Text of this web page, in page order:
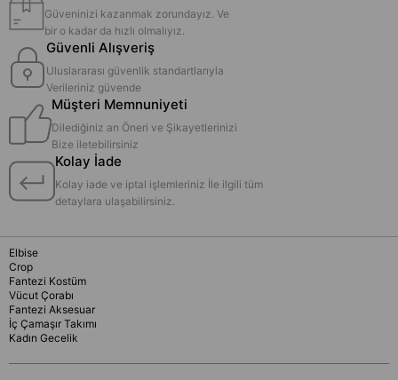
Güveninizi kazanmak zorundayız. Ve
bir o kadar da hızlı olmalıyız.
Güvenli Alışveriş
Uluslararası güvenlik standartlarıyla
Verileriniz güvende
Müşteri Memnuniyeti
Dilediğiniz an Öneri ve Şikayetlerinizi
Bize iletebilirsiniz
Kolay İade
Kolay iade ve iptal işlemleriniz İle ilgili tüm
detaylara ulaşabilirsiniz.
Elbise
Crop
Fantezi Kostüm
Vücut Çorabı
Fantezi Aksesuar
İç Çamaşır Takımı
Kadın Gecelik